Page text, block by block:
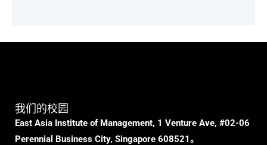
我们的校园
East Asia Institute of Management, 1 Venture Ave, #02-06
Perennial Business City, Singapore 608521。